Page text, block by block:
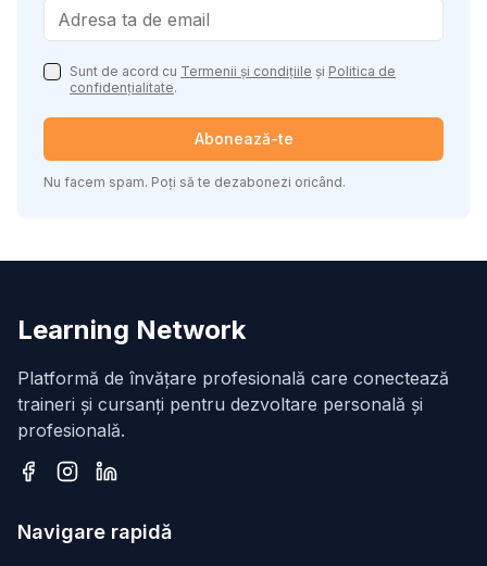
Sunt de acord cu Termenii și condițiile și Politica de
confidențialitate.
Abonează-te
Nu facem spam. Poți să te dezabonezi oricând.
Learning Network
Platformă de învățare profesională care conectează
traineri și cursanți pentru dezvoltare personală și
profesională.
Navigare rapidă